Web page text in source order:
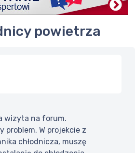
powietrza
wizyta na forum.
problem. W projekcie z
chłodnicza, muszę